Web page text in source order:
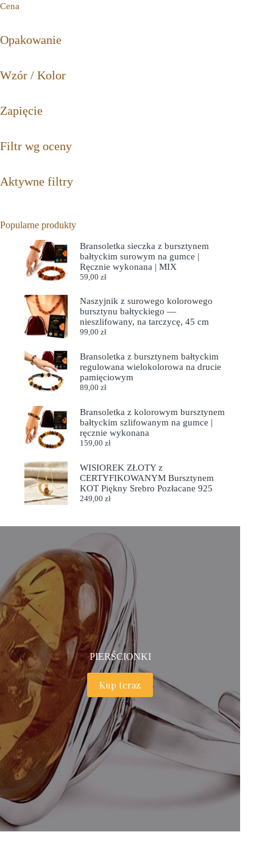
Cena
Opakowanie
Wzór / Kolor
Zapięcie
Filtr wg oceny
Aktywne filtry
Popularne produkty
Bransoletka sieczka z bursztynem
bałtyckim surowym na gumce |
Ręcznie wykonana | MIX
59,00 zł
Naszyjnik z surowego kolorowego
bursztynu bałtyckiego —
nieszlifowany, na tarczycę, 45 cm
99,00 zł
Bransoletka z bursztynem bałtyckim
regulowana wielokolorowa na drucie
pamięciowym
89,00 zł
Bransoletka z kolorowym bursztynem
bałtyckim szlifowanym na gumce |
ręcznie wykonana
159,00 zł
WISIOREK ZŁOTY z
CERTYFIKOWANYM Bursztynem
KOT Piękny Srebro Pozłacane 925
249,00 zł
PIERŚCIONKI
Kup teraz